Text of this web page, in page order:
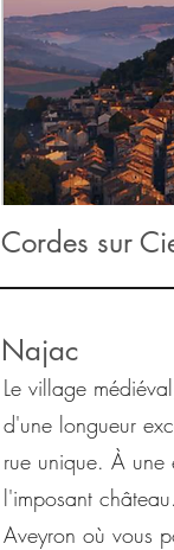
Cordes sur
Najac
Le village
d'une longueur
rue unique. À une
l'imposant
Aveyron où vous